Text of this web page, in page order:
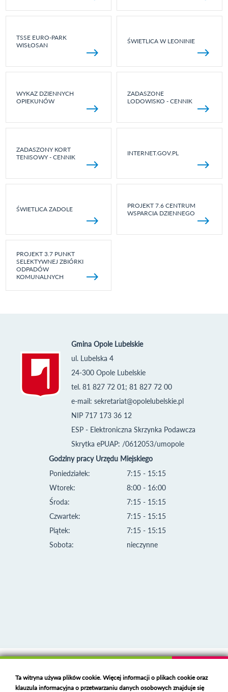
TSSE EURO-PARK
WISŁOSAN
ŚWIETLICA W LEONINIE
WYKAZ DZIENNYCH
OPIEKUNÓW
ZADASZONE
LODOWISKO - CENNIK
ZADASZONY KORT
TENISOWY - CENNIK
INTERNET.GOV.PL
ŚWIETLICA ZADOLE
PROJEKT 7.6 CENTRUM
WSPARCIA DZIENNEGO
PROJEKT 3.7 PUNKT
SELEKTYWNEJ ZBIÓRKI
ODPADÓW
KOMUNALNYCH
Gmina Opole Lubelskie
ul. Lubelska 4
24-300 Opole Lubelskie
tel. 81 827 72 01; 81 827 72 00
e-mail: sekretariat@opolelubelskie.pl
NIP 717 173 36 12
ESP - Elektroniczna Skrzynka Podawcza
Skrytka ePUAP: /0612053/umopole
Godziny pracy Urzędu Miejskiego
Poniedziałek:
Wtorek:
Środa:
Czwartek:
Piątek:
Sobota:
7:15 - 15:15
8:00 - 16:00
7:15 - 15:15
7:15 - 15:15
7:15 - 15:15
nieczynne
Deklaracja dostępności
Ta witryna używa plików cookie. Więcej informacji o plikach cookie oraz
klauzula informacyjna o przetwarzaniu danych osobowych znajduje się